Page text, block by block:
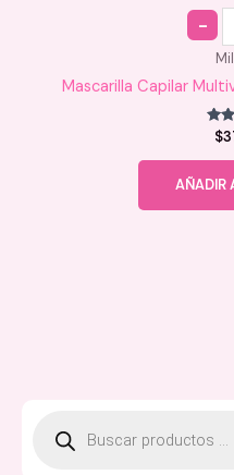
Mascarilla Capilar
$
AÑADIR